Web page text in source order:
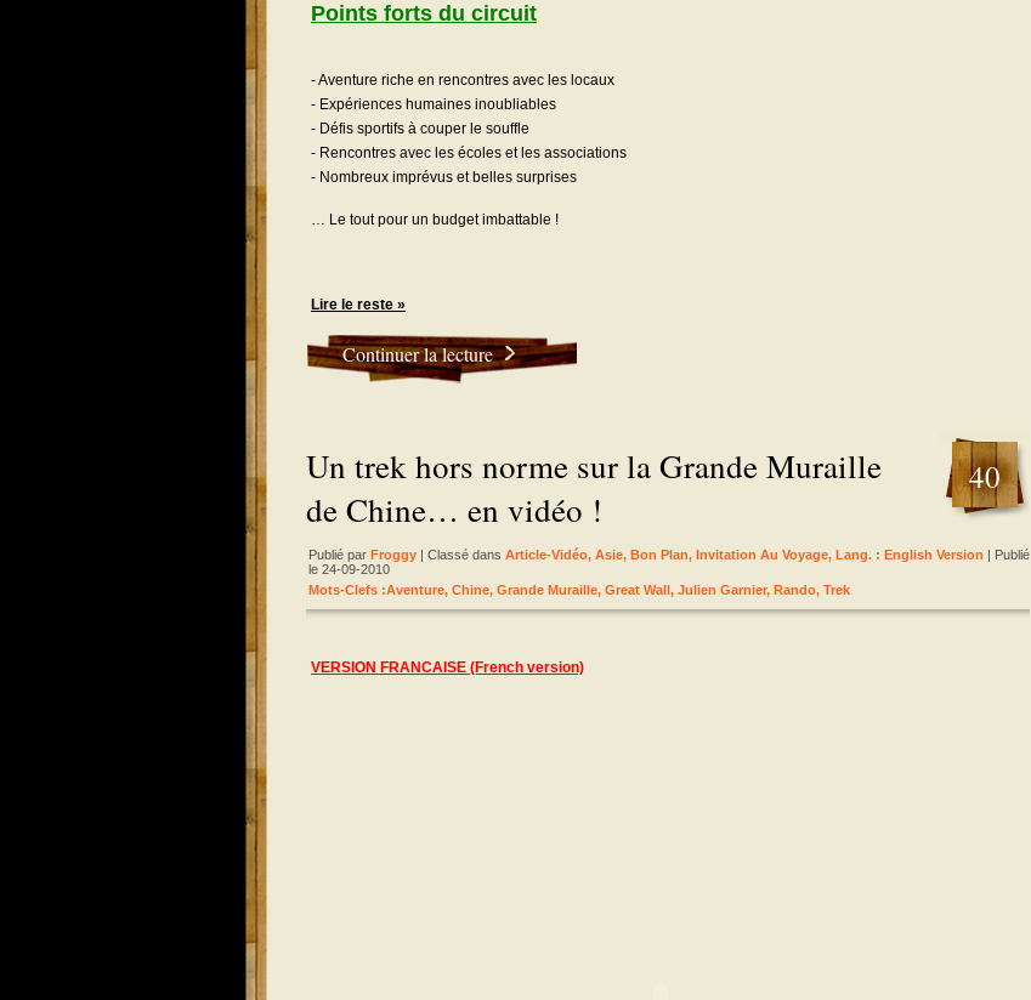
Points forts du circuit
.
- Aventure riche en rencontres avec les locaux
- Expériences humaines inoubliables
- Défis sportifs à couper le souffle
- Rencontres avec les écoles et les associations
- Nombreux imprévus et belles surprises
… Le tout pour un budget imbattable !
.
Lire le reste »
Continuer la lecture
Un trek hors norme sur la Grande Muraille
de Chine… en vidéo !
40
Publié par Froggy | Classé dans Article-Vidéo, Asie, Bon Plan, Invitation Au Voyage, Lang. : English Version | Publié
le 24-09-2010
Mots-Clefs :Aventure, Chine, Grande Muraille, Great Wall, Julien Garnier, Rando, Trek
VERSION FRANCAISE (French version)
.